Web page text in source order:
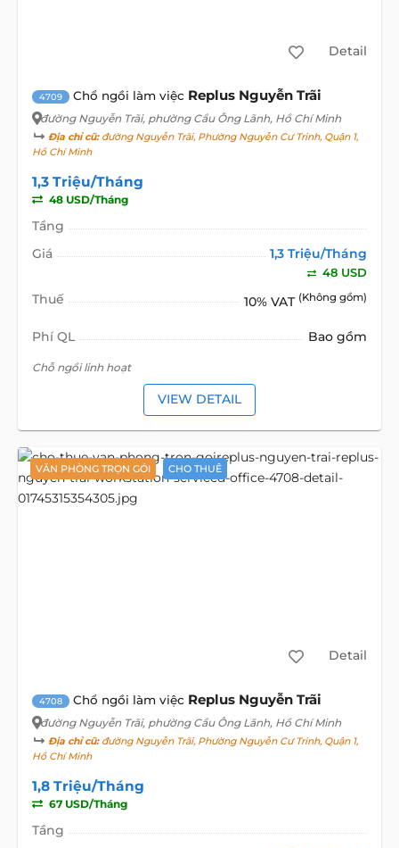
Detail
4709 Chổ ngồi làm việc Replus Nguyễn Trãi
đường Nguyễn Trãi, phường Cầu Ông Lãnh, Hồ Chí Minh
Địa chỉ cũ:đường Nguyễn Trãi, Phường Nguyễn Cư Trinh, Quận 1,
Hồ Chí Minh
1,3 Triệu/Tháng
48 USD/Tháng
Tầng
Giá
1,3 Triệu/Tháng
48 USD
Thuế 10% VAT (Không gồm)
Phí QL Bao gồm
Chỗ ngồi linh hoạt
VIEW DETAIL
VĂN PHÒNG TRỌN GÓI CHO THUÊ
Detail
4708 Chổ ngồi làm việc Replus Nguyễn Trãi
đường Nguyễn Trãi, phường Cầu Ông Lãnh, Hồ Chí Minh
Địa chỉ cũ:đường Nguyễn Trãi, Phường Nguyễn Cư Trinh, Quận 1,
Hồ Chí Minh
1,8 Triệu/Tháng
67 USD/Tháng
Tầng